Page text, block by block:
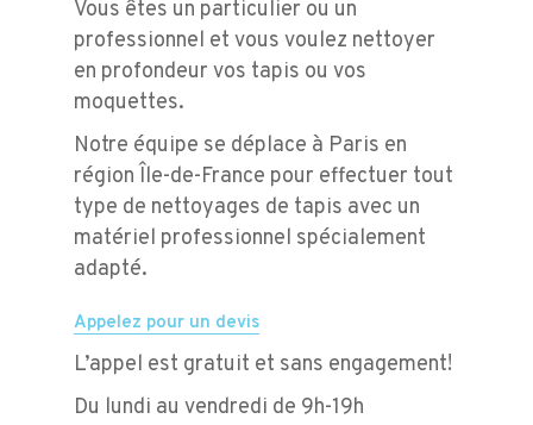
Vous êtes un particulier ou un
professionnel et vous voulez nettoyer
en profondeur vos tapis ou vos
moquettes.
Notre équipe se déplace à Paris en
région Île-de-France pour effectuer tout
type de nettoyages de tapis avec un
matériel professionnel spécialement
adapté.
Appelez pour un devis
L’appel est gratuit et sans engagement!
Du lundi au vendredi de 9h-19h